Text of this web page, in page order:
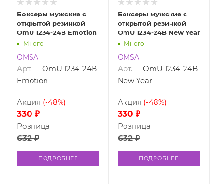
Боксеры мужские с
открытой резинкой
OmU 1234-24B Emotion
Много
OMSA
Арт.
OmU 1234-24B
Emotion
330 ₽
Акция (-48%)
632 ₽
Розница
ПОДРОБНЕЕ
Боксеры мужские с
открытой резинкой
OmU 1234-24B New Year
Много
OMSA
Арт.
OmU 1234-24B
New Year
330 ₽
Акция (-48%)
632 ₽
Розница
ПОДРОБНЕЕ